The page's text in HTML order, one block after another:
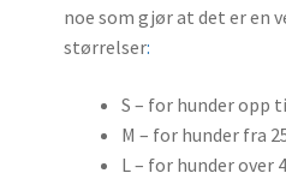
noe som gjør at det er en
størrelser:
S – for hunder opp
M – for hunder fra
L – for hunder over